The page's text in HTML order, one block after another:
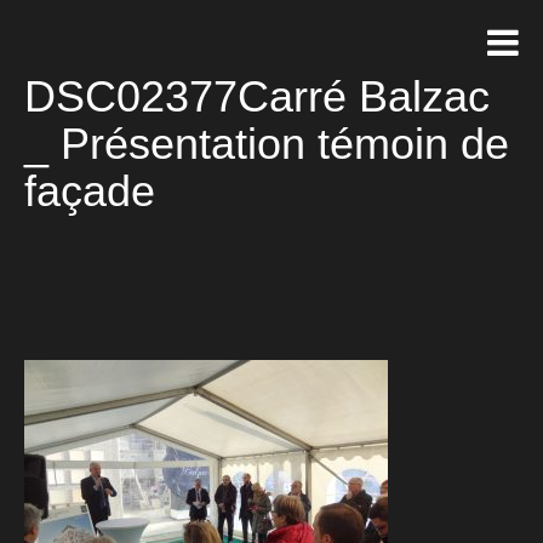
DSC02377Carré Balzac
_ Présentation témoin de
façade